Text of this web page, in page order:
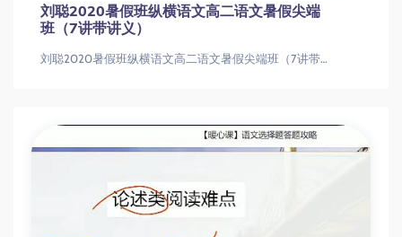
刘聪2020暑假班纵横语文高二语文暑假尖端
班（7讲带讲义）
刘聪2020暑假班纵横语文高二语文暑假尖端班（7讲带讲义）刘聪2020暑假班纵横语文高二语文暑假尖端班（7讲带讲义）